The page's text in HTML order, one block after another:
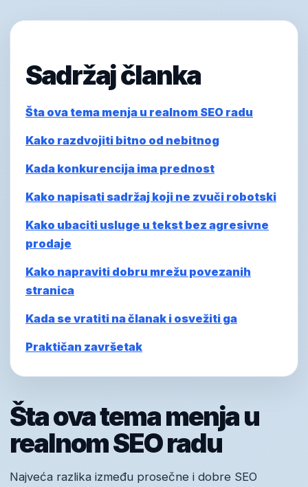
Sadržaj članka
Šta ova tema menja u realnom SEO radu
Kako razdvojiti bitno od nebitnog
Kada konkurencija ima prednost
Kako napisati sadržaj koji ne zvuči robotski
Kako ubaciti usluge u tekst bez agresivne
prodaje
Kako napraviti dobru mrežu povezanih
stranica
Kada se vratiti na članak i osvežiti ga
Praktičan završetak
Šta ova tema menja u
realnom SEO radu
Najveća razlika između prosečne i dobre SEO